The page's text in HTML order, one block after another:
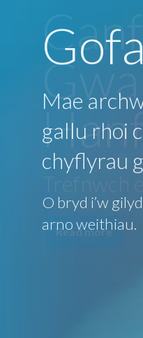
Trefnwch
Read more